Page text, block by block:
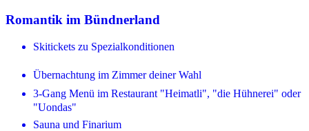
Romantik im Bündnerland
Skitickets zu Spezialkonditionen
Übernachtung im Zimmer deiner Wahl
3-Gang Menü im Restaurant "Heimatli", "die Hühnerei" oder
"Uondas"
Sauna und Finarium